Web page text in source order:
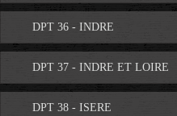
DPT 36 - INDRE
DPT 37 - INDRE ET LOIRE
DPT 38 - ISERE